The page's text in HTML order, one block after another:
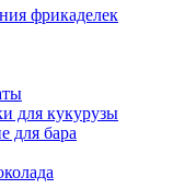
фрикаделек
для кукурузы
для бара